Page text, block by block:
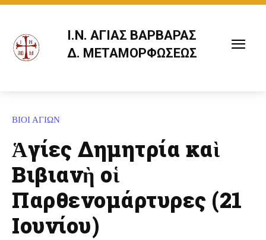
Ι.Ν. ΑΓΙΑΣ ΒΑΡΒΑΡΑΣ
Δ. ΜΕΤΑΜΟΡΦΩΣΕΩΣ
ΒΙΟΙ ΑΓΙΩΝ
Ἁγίες Δημητρία καὶ
Βιβιανὴ οἱ
Παρθενομάρτυρες (21
Ιουνίου)